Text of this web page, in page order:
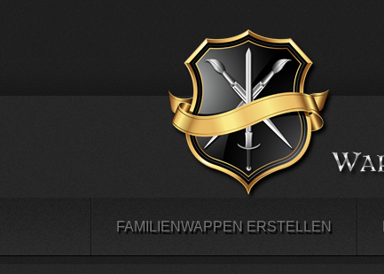
FAMILIENWAPPEN ERSTELLEN